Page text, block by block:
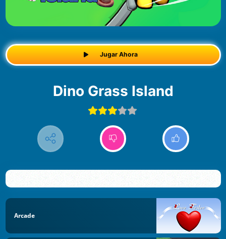
Jugar Ahora
Dino Grass Island
Arcade